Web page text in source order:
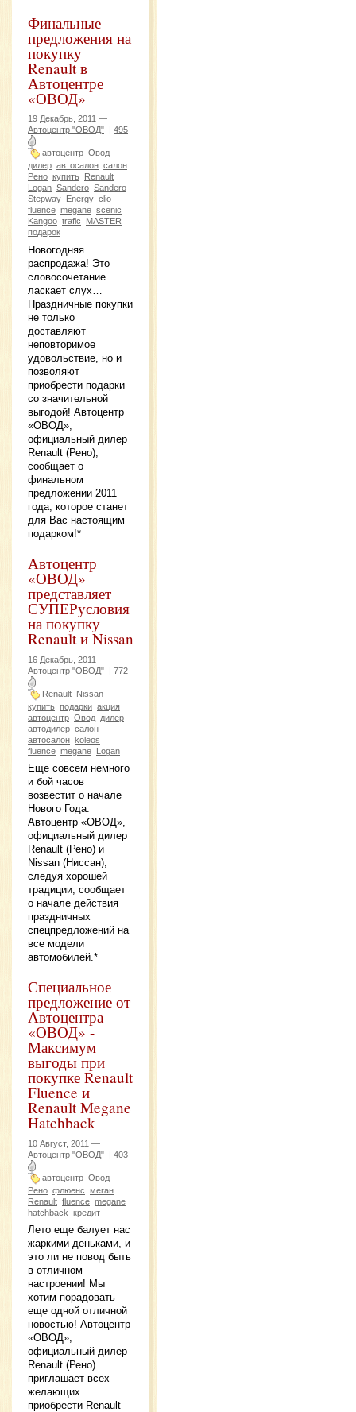
Финальные
предложения на
покупку
Renault в
Автоцентре
«ОВОД»
19 Декабрь, 2011 —
Автоцентр "ОВОД"
495
автоцентр Овод
дилер автосалон салон
Рено купить
Renault
Logan Sandero Sandero
Stepway
Energy clio
fluence megane scenic
Kangoo trafic
MASTER
подарок
Новогодняя
распродажа! Это
словосочетание
ласкает слух…
Праздничные покупки
не только
доставляют
неповторимое
удовольствие, но и
позволяют
приобрести подарки
со значительной
выгодой! Автоцентр
«ОВОД»,
официальный дилер
Renault (Рено),
сообщает о
финальном
предложении 2011
года, которое станет
для Вас настоящим
подарком!*
Автоцентр
«ОВОД»
представляет
СУПЕРусловия
на покупку
Renault и Nissan
16 Декабрь, 2011 —
Автоцентр "ОВОД" | 772
Renault Nissan
купить подарки акция
автоцентр Овод дилер
автодилер салон
автосалон koleos
fluence megane Logan
Еще совсем немного
и бой часов
возвестит о начале
Нового Года.
Автоцентр «ОВОД»,
официальный дилер
Renault (Рено) и
Nissan (Ниссан),
следуя хорошей
традиции, сообщает
о начале действия
праздничных
спецпредложений на
все модели
автомобилей.*
Специальное
предложение от
Автоцентра
«ОВОД» -
Максимум
выгоды при
покупке Renault
Fluence и
Renault Megane
Hatchback
10 Август, 2011 —
Автоцентр "ОВОД" | 403
автоцентр Овод
Рено флюенс меган
Renault fluence megane
hatchback кредит
Лето еще балует нас
жаркими деньками, и
это ли не повод быть
в отличном
настроении! Мы
хотим порадовать
еще одной отличной
новостью! Автоцентр
«ОВОД»,
официальный дилер
Renault (Рено)
приглашает всех
желающих
приобрести Renault